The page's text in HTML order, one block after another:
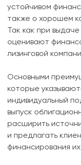
устойчивом
также о хорошем
Так как при
оценивают
лизинговой
Основными
которые
индивидуальный
выпуск
расширить
и предлагать
финансирования